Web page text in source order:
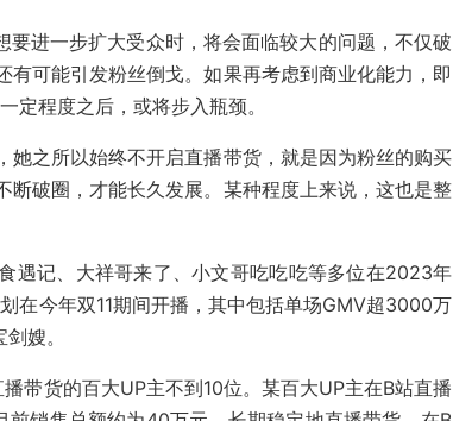
进一步扩大受众时，将会面临较大的问题，不仅破
有可能引发粉丝倒戈。如果再考虑到商业化能力，即
定程度之后，或将步入瓶颈。
她之所以始终不开启直播带货，就是因为粉丝的购买
断破圈，才能长久发展。某种程度上来说，这也是整
遇记、大祥哥来了、小文哥吃吃吃等多位在2023年
在今年双11期间开播，其中包括单场GMV超3000万
嫂。
带货的百大UP主不到10位。某百大UP主在B站直播